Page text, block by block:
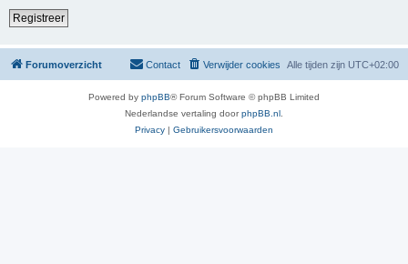
Registreer
Forumoverzicht Alle tijden zijn UTC+02:00
Verwijder cookies
Contact
Powered by phpBB® Forum Software © phpBB Limited
Nederlandse vertaling doorphpBB.nl
Privacy | Gebruikersvoorwaarden